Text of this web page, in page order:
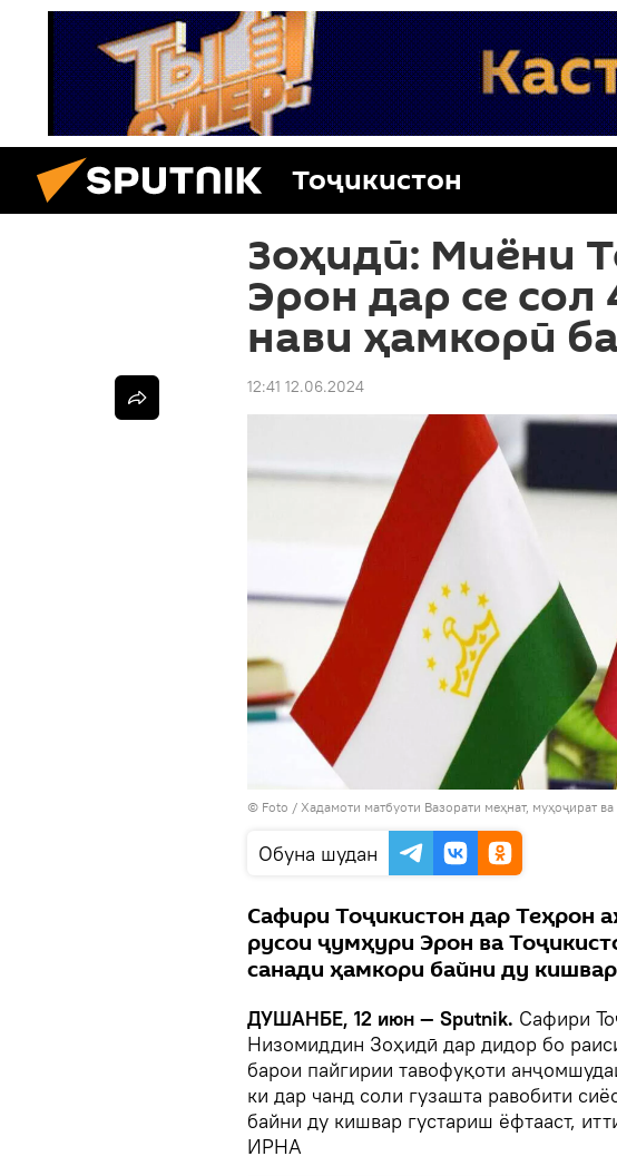
Тоҷикистон
Зоҳидӣ: Миёни
Эрон дар се сол
нави ҳамкорӣ
12:41 12.06.2024
© Foto / Хадамоти матбуоти Вазорати меҳнат, муҳоҷират
Обуна шудан
Сафири Тоҷикистон дар Теҳрон
русои ҷумҳури Эрон ва
санади ҳамкори байни ду
ДУШАНБЕ, 12 июн — Sputnik. Сафири
Низомиддин Зоҳидӣ дар дидор бо
барои пайгирии тавофуқоти
ки дар чанд соли гузашта равобити
байни ду кишвар густариш ёфтааст,
ИРНА